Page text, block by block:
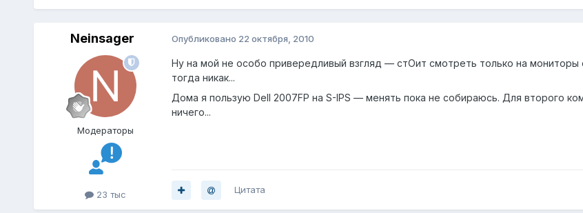
Neinsager
Модераторы
23 тыс
Опубликовано 22 октября, 2010
Ну на мой не особо привередливый взгляд — стОит смотреть только на
тогда никак...
Дома я пользую Dell 2007FP на S-IPS — менять пока не собираюсь. Для второго
ничего...
Цитата